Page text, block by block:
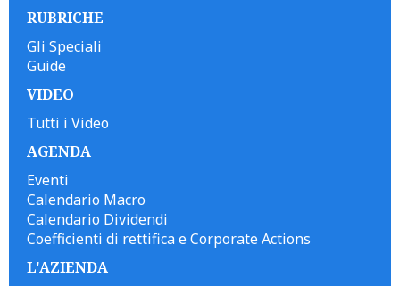
RUBRICHE
Gli Speciali
Guide
VIDEO
Tutti i Video
AGENDA
Eventi
Calendario Macro
Calendario Dividendi
Coefficienti di rettifica e Corporate Actions
L'AZIENDA